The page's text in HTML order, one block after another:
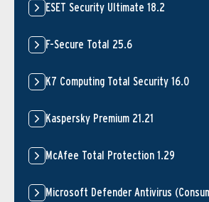
ESET Security Ultimate 18.2
F-Secure Total 25.6
K7 Computing Total Security 16.0
Kaspersky Premium 21.21
McAfee Total Protection 1.29
Microsoft Defender Antivirus